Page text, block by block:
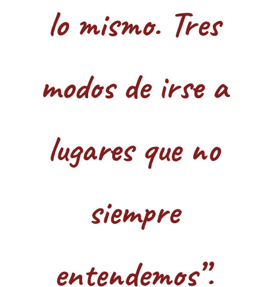
lo mismo. Tres
modos de irse a
lugares que no
siempre
entendemos”.